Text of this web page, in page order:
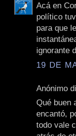
Acá en
político
para que
ignorante
19 DE
Anónimo
Qué buen
encantó,
todo vale